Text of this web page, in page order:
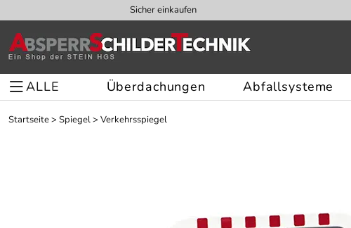
Sicher einkaufen
ALLE Überdachungen Abfallsysteme
Startseite> Spiegel> Verkehrsspiegel